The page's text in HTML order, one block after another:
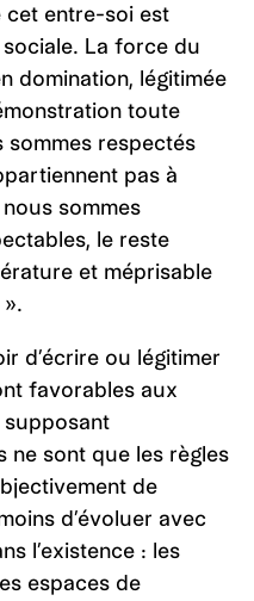
cet entre-soi est
sociale. La force du
domination, légitimée
toute
sommes respectés
pas à
sommes
le reste
et méprisable
d’écrire ou légitimer
favorables aux
supposant
ne sont que les règles
de
d’évoluer avec
l’existence : les
espaces de